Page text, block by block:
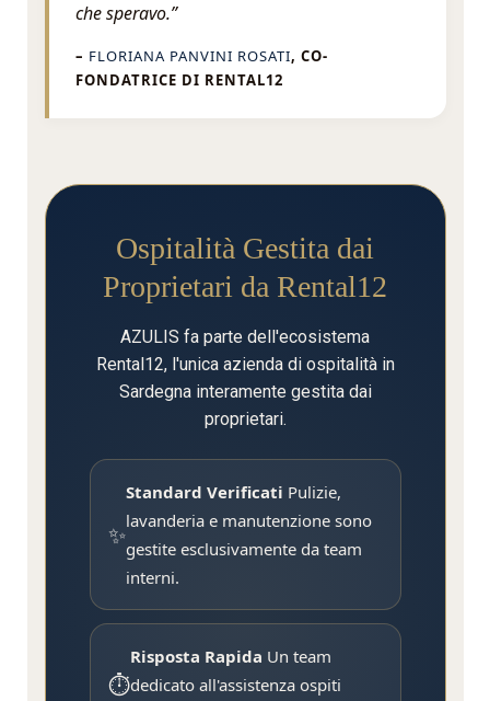
che speravo.”
– FLORIANA PANVINI ROSATI, CO-
FONDATRICE DI RENTAL12
Ospitalità Gestita dai
Proprietari da Rental12
AZULIS fa parte dell'ecosistema
Rental12, l'unica azienda di ospitalità in
Sardegna interamente gestita dai
proprietari.
✨
Standard Verificati Pulizie,
lavanderia e manutenzione sono
gestite esclusivamente da team
interni.
⏱️
Risposta Rapida Un team
dedicato all'assistenza ospiti